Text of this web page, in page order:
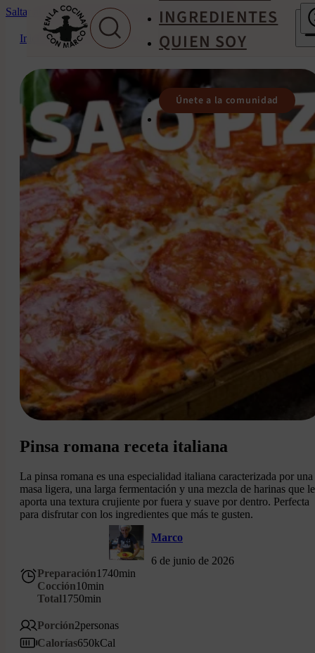
Saltar al contenido principal Saltar al pie de página
INGREDIENTES
QUIEN SOY
Únete a la comunidad
Inicio /Recipes/ Pinsa romana receta italiana
Pinsa romana receta italiana
La pinsa romana es una especialidad italiana caracterizada por una
masa ligera, una larga fermentación y una mezcla de harinas que le
aporta una textura crujiente por fuera y suave por dentro. Perfecta
para disfrutar con los ingredientes que más te gusten.
Marco
6 de junio de 2026
Preparación1740min
Cocción10min
Total1750min
Porción2personas
Calorías650kCal